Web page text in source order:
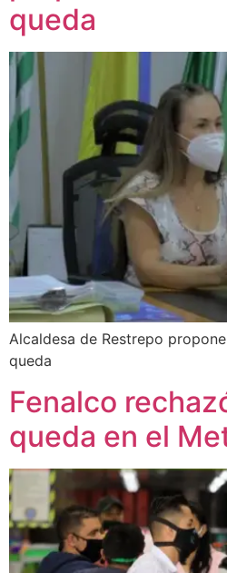
queda
Alcaldesa de Restrepo
queda
Fenalco
queda en el